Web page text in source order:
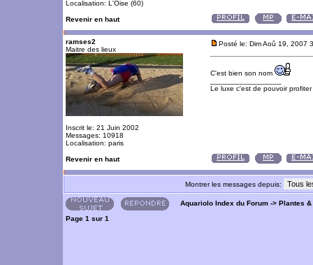
Localisation: L'Oise (60)
Revenir en haut
ramses2
Maitre des lieux
Inscrit le: 21 Juin 2002
Messages: 10918
Localisation: paris
Posté le: Dim Aoû 19, 2007
C'est bien son nom
Le luxe c'est de pouvoir
Revenir en haut
Montrer les messages depuis:
Aquariolo Index du Forum -> Plantes
Page 1 sur 1